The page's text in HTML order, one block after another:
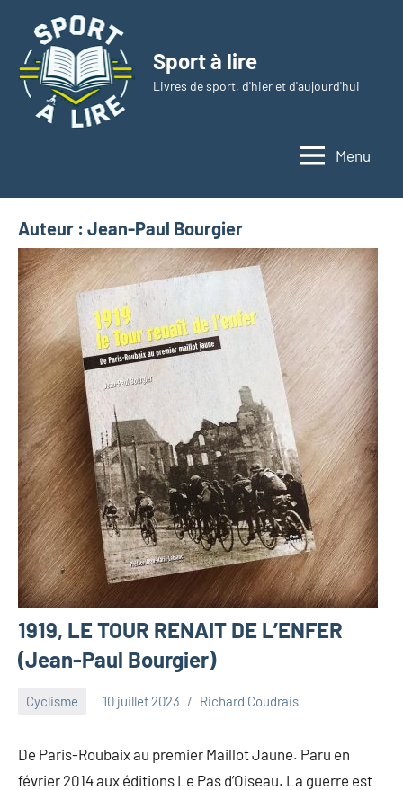
contenu
Sport à lire
Livres de sport, d'hier et d'aujourd'hui
Menu
Auteur : Jean-Paul Bourgier
1919, LE TOUR RENAIT DE L’ENFER
(Jean-Paul Bourgier)
Cyclisme 10 juillet 2023 Richard Coudrais
De Paris-Roubaix au premier Maillot Jaune. Paru en
février 2014 aux éditions Le Pas d’Oiseau. La guerre est